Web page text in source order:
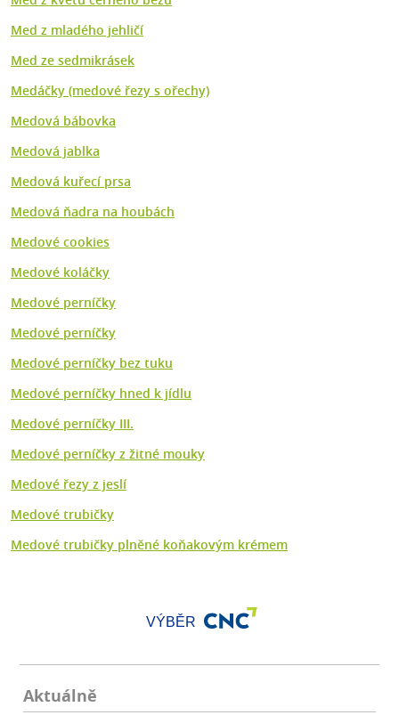
Med z mladého jehličí
Med ze sedmikrásek
Medáčky (medové řezy s ořechy)
Medová bábovka
Medová jablka
Medová kuřecí prsa
Medová ňadra na houbách
Medové cookies
Medové koláčky
Medové perníčky
Medové perníčky
Medové perníčky bez tuku
Medové perníčky hned k jídlu
Medové perníčky III.
Medové perníčky z žitné mouky
Medové řezy z jeslí
Medové trubičky
Medové trubičky plněné koňakovým krémem
VÝBĚR
Aktuálně